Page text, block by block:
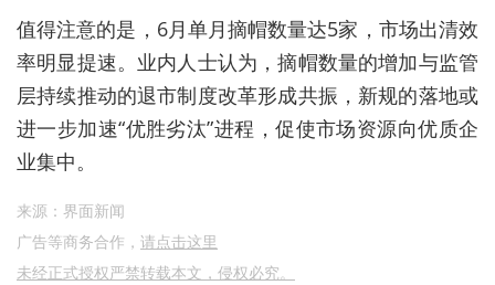
值得注意的是，6月单月摘帽数量达5家，市场出清效
率明显提速。业内人士认为，摘帽数量的增加与监管
层持续推动的退市制度改革形成共振，新规的落地或
进一步加速“优胜劣汰”进程，促使市场资源向优质企
业集中。
来源：界面新闻
广告等商务合作， 请点击这里
未经正式授权严禁转载本文，侵权必究。